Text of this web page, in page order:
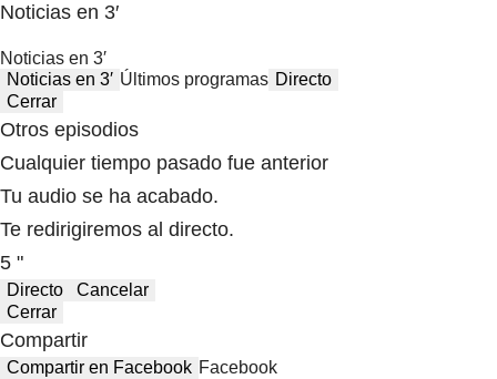
Noticias en 3′
Noticias en 3′
Noticias en 3′ Últimos programas Directo
Cerrar
Otros episodios
Cualquier tiempo pasado fue anterior
Tu audio se ha acabado.
Te redirigiremos al directo.
5 "
Directo
Cancelar
Cerrar
Compartir
Compartir en Facebook Facebook